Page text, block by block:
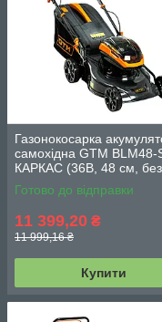
Газонокосарка
самохідна GTM BLM48-
КАРКАС (36В, 48 см,
та ЗП)
Готово до відправки
11 399,20 ₴
11 999,16 ₴
Купити